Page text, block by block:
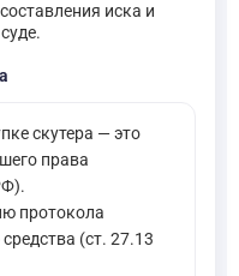
иска и
скутера — это
права
протокола
(ст. 27.13